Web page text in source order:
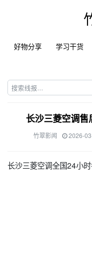
好物分享 学习干货
长沙三菱空调
竹翠影闻 2026-
长沙三菱空调全国24小